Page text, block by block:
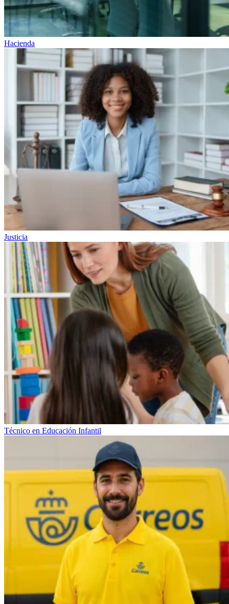
Hacienda
Justicia
Técnico en Educación Infantil